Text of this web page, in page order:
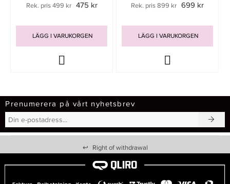
Rek. pris 499 kr 475 kr
LÄGG I VARUKORGEN
Rek. pris 899 kr 699 kr
LÄGG I VARUKORGEN
Prenumerera på vårt nyhetsbrev
↩ Right of withdrawal